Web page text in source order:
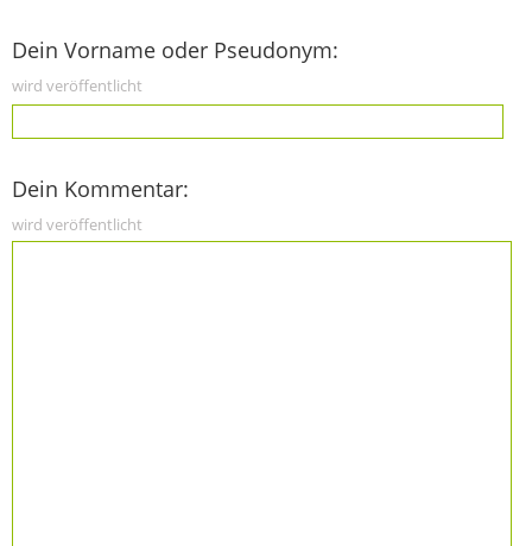
Dein Vorname oder Pseudonym:
wird veröffentlicht
Dein Kommentar:
wird veröffentlicht